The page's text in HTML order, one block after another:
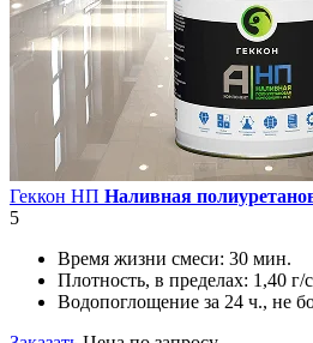
Геккон НП Наливная
5
Время жизни смеси: 30 мин.
Плотность, в пределах: 1,40 г/
Водопоглощение за 24 ч., не